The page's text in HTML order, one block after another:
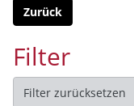
Zurück
Filter
Filter zurücksetzen